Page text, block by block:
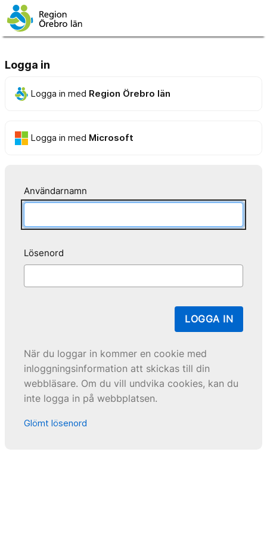
Logga in
Logga in med Region Örebro län
Logga in med Microsoft
Användarnamn
Lösenord
LOGGA IN
När du loggar in kommer en cookie med
inloggningsinformation att skickas till din
webbläsare. Om du vill undvika cookies, kan du
inte logga in på webbplatsen.
Glömt lösenord